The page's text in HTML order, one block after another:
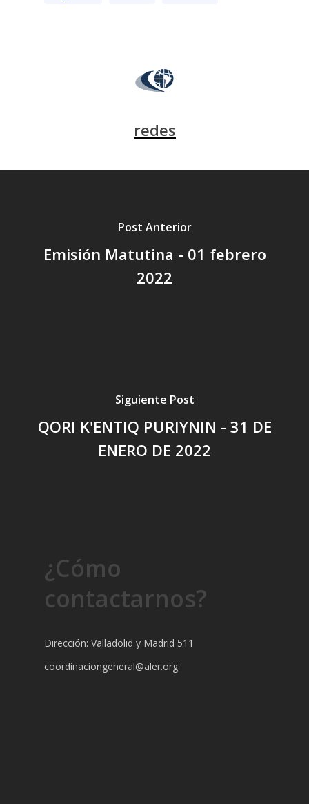
redes
Post Anterior
Emisión Matutina - 01 febrero
2022
Siguiente Post
QORI K'ENTIQ PURIYNIN - 31 DE
ENERO DE 2022
¿Cómo
contactarnos?
Dirección: Valladolid y Madrid 511
coordinaciongeneral@aler.org